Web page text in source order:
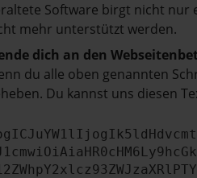
Software birgt nicht nur
mehr unterstützt werden.
dich an den
du alle oben genannten
Du kannst uns diesen